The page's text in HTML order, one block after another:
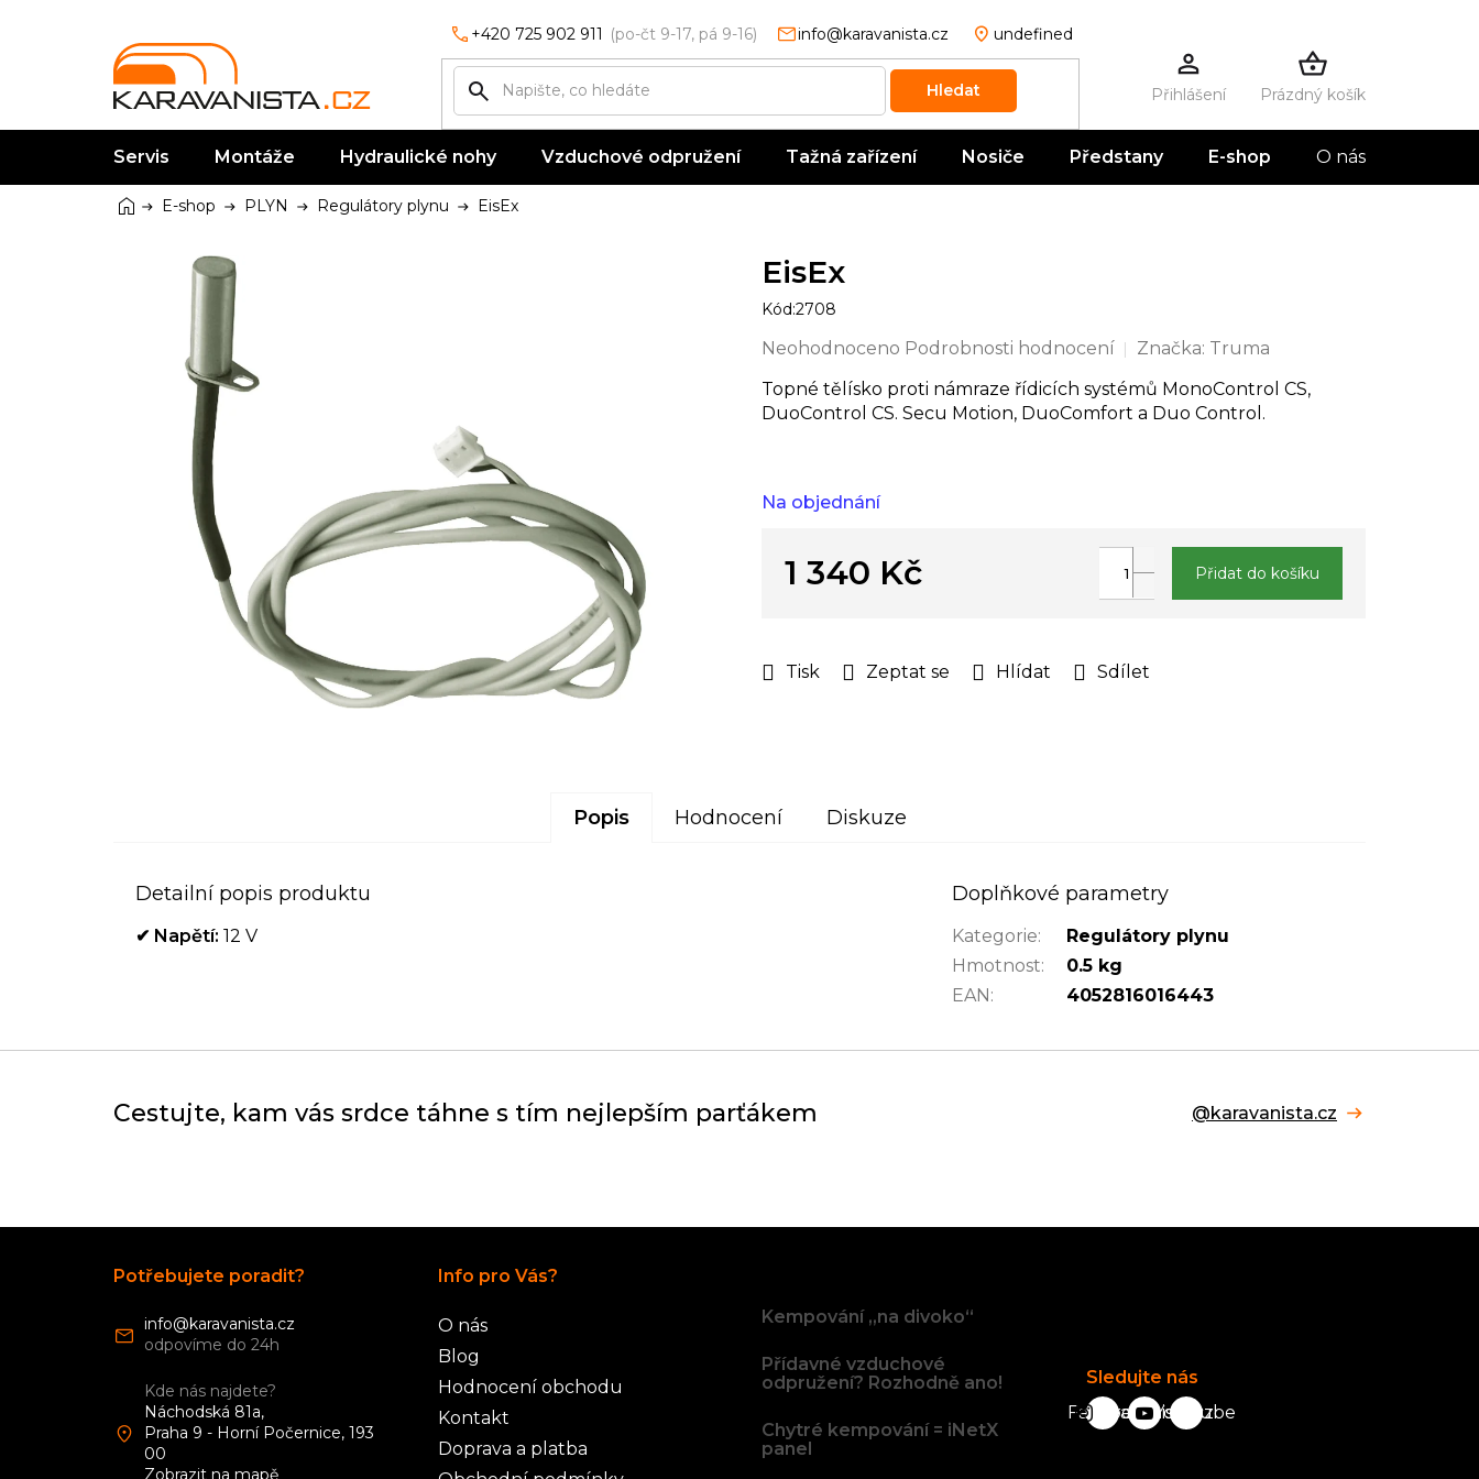
+420 725 902 911 info@karavanista.cz undefined
Hledat Prázdný košík
Servis Montáže Hydraulické nohy Vzduchové odpružení Tažná zařízení Nosiče Předstany E-shop O nás
Domů
E-shop PLYN Regulátory plynu EisEx
Na objednání
Topné tělísko proti námraze řídicích systémů MonoControl CS,
DuoControl CS. Secu Motion, DuoComfort a Duo Control.
Tisk Zeptat se Hlídat Sdílet
EisEx
Kód:2708
Průměrné
produktu
je
5
hvězdiček.
Neohodnoceno Podrobnosti hodnocení Značka: Truma
1 340 Kč Přidat do košíku
Popis Hodnocení Diskuze
Detailní popis produktu
✔ Napětí: 12 V
Doplňkové parametry
Kategorie:
Regulátory plynu
Hmotnost:
0.5 kg
EAN: 4052816016443
Cestujte, kam vás srdce táhne s tím nejlepším parťákem @karavanista.cz
Potřebujete poradit?
info@karavanista.cz
Kde nás najdete?
Náchodská 81a,
Praha 9 - Horní Počernice, 193
00
Zobrazit na mapě
Info pro Vás?
O nás
Blog
Hodnocení obchodu
Kontakt
Doprava a platba
Kempování „na divoko“
Přídavné vzduchové
odpružení? Rozhodně ano!
Chytré kempování = iNetX
panel
Sledujte nás
Facebook
karavanista.cz
YouTube